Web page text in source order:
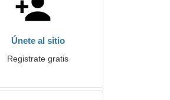
Únete al sitio
Registrate gratis